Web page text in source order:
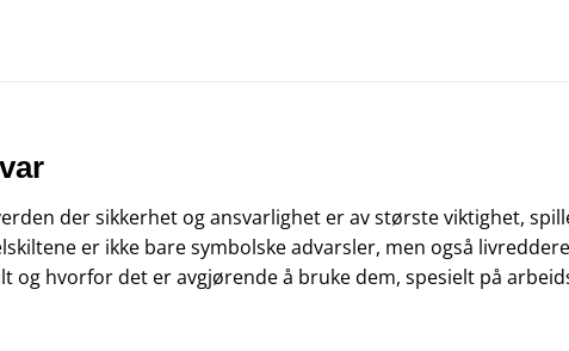
der sikkerhet og ansvarlighet er av største viktighet,
er ikke bare symbolske advarsler, men også
hvorfor det er avgjørende å bruke dem, spesielt på